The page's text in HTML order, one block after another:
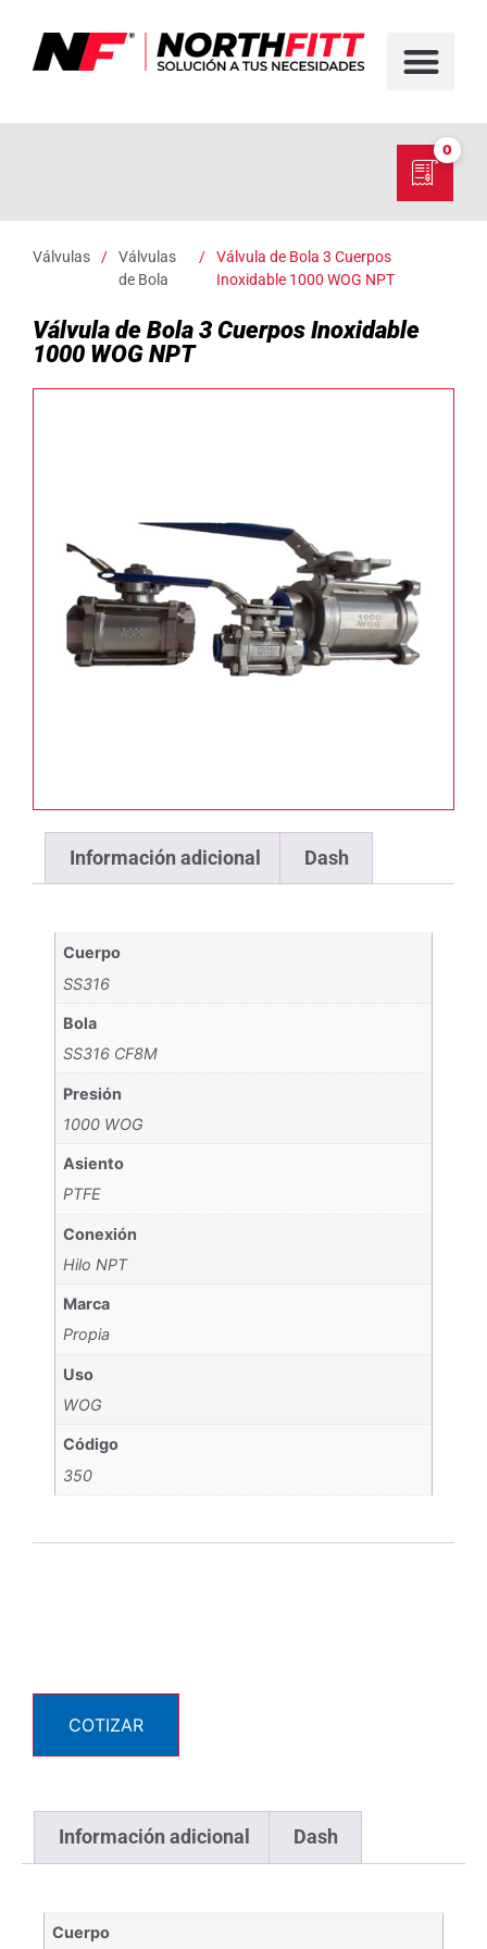
0
Válvulas /
Válvulas
de Bola
/
Válvula de Bola 3 Cuerpos
Inoxidable 1000 WOG NPT
Válvula de Bola 3 Cuerpos Inoxidable
1000 WOG NPT
Información adicional Dash
Cuerpo
SS316
Bola
SS316 CF8M
Presión
1000 WOG
Asiento
PTFE
Conexión
Hilo NPT
Marca
Propia
Uso
WOG
Código
350
COTIZAR
Información adicional Dash
Cuerpo